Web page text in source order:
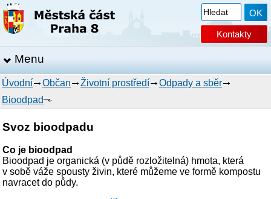
Kontakty
Menu
Úvodní Občan Životní prostředí
Odpady a sběr
Bioodpad
Svoz bioodpadu
Co je bioodpad
Bioodpad je organická (v půdě rozložitelná) hmota, která
v sobě váže spousty živin, které můžeme ve formě kompostu
navracet do půdy.